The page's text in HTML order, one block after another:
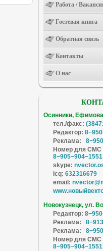
Работа /
Гостевая книга
Обратная связь
Контакты
О нас
Осинники,
тел./факс:
Редактор:
Реклама:
Номер для СМС
8−905−904−1551
skype:
icq: 632316679
email:
Новокузнецк, ул.
Редактор:
Реклама:
Реклама:
Номер для СМС
8−905−904−1551